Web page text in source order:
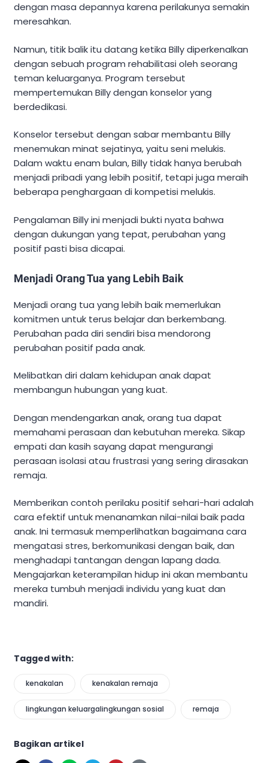
dengan masa depannya karena perilakunya semakin
meresahkan.
Namun, titik balik itu datang ketika Billy diperkenalkan
dengan sebuah program rehabilitasi oleh seorang
teman keluarganya. Program tersebut
mempertemukan Billy dengan konselor yang
berdedikasi.
Konselor tersebut dengan sabar membantu Billy
menemukan minat sejatinya, yaitu seni melukis.
Dalam waktu enam bulan, Billy tidak hanya berubah
menjadi pribadi yang lebih positif, tetapi juga meraih
beberapa penghargaan di kompetisi melukis.
Pengalaman Billy ini menjadi bukti nyata bahwa
dengan dukungan yang tepat, perubahan yang
positif pasti bisa dicapai.
Menjadi Orang Tua yang Lebih Baik
Menjadi orang tua yang lebih baik memerlukan
komitmen untuk terus belajar dan berkembang.
Perubahan pada diri sendiri bisa mendorong
perubahan positif pada anak.
Melibatkan diri dalam kehidupan anak dapat
membangun hubungan yang kuat.
Dengan mendengarkan anak, orang tua dapat
memahami perasaan dan kebutuhan mereka. Sikap
empati dan kasih sayang dapat mengurangi
perasaan isolasi atau frustrasi yang sering dirasakan
remaja.
Memberikan contoh perilaku positif sehari-hari adalah
cara efektif untuk menanamkan nilai-nilai baik pada
anak. Ini termasuk memperlihatkan bagaimana cara
mengatasi stres, berkomunikasi dengan baik, dan
menghadapi tantangan dengan lapang dada.
Mengajarkan keterampilan hidup ini akan membantu
mereka tumbuh menjadi individu yang kuat dan
mandiri.
Tagged with:
kenakalan kenakalan remaja
lingkungan keluargalingkungan sosial remaja
Bagikan artikel